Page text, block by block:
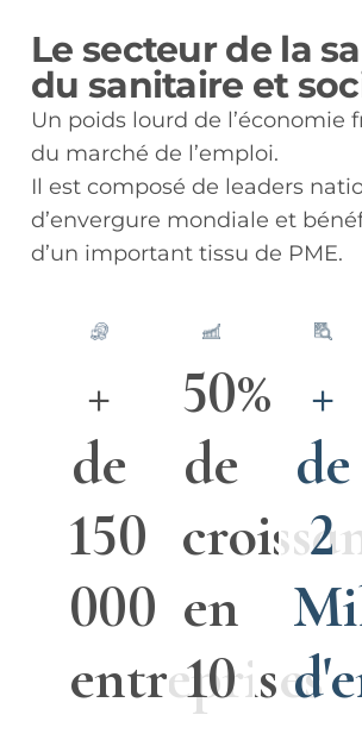
Le secteur de la
du sanitaire et
Un poids lourd de l’économie
du marché de l’emploi.
Il est composé de leaders
d’envergure mondiale et
d’un important tissu de PME.
+
de
150
000
entreprises
50%
de
en
10
+
de
2